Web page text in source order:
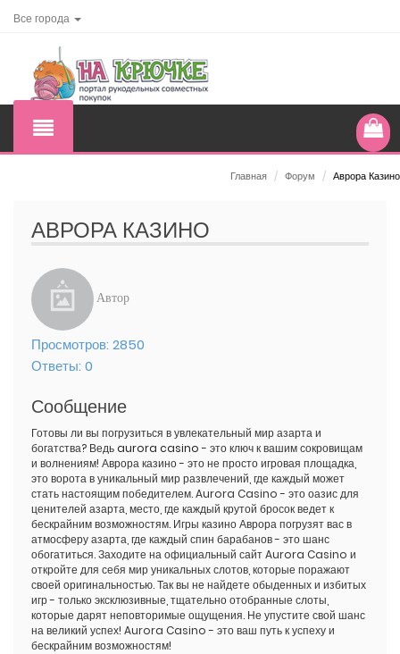
Все города
Главная / Форум / Аврора Казино
АВРОРА КАЗИНО
Автор
Просмотров: 2850
Ответы: 0
Сообщение
Готовы ли вы погрузиться в увлекательный мир азарта и
богатства? Ведьaurora casino- это ключ к вашим сокровищам
и волнениям! Аврора казино - это не просто игровая площадка,
это ворота в уникальный мир развлечений, где каждый может
стать настоящим победителем. Aurora Casino - это оазис для
ценителей азарта, место, где каждый крутой бросок ведет к
бескрайним возможностям. Игры казино Аврора погрузят вас в
атмосферу азарта, где каждый спин барабанов - это шанс
обогатиться. Заходите на официальный сайт Aurora Casino и
откройте для себя мир уникальных слотов, которые поражают
своей оригинальностью. Так вы не найдете обыденных и избитых
игр - только эксклюзивные, тщательно отобранные слоты,
которые дарят неповторимые ощущения. Не упустите свой шанс
на великий успех! Aurora Casino - это ваш путь к успеху и
бескрайним возможностям!